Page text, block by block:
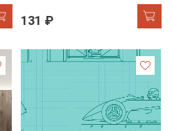
131 ₽